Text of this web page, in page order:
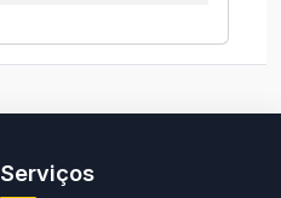
Serviços